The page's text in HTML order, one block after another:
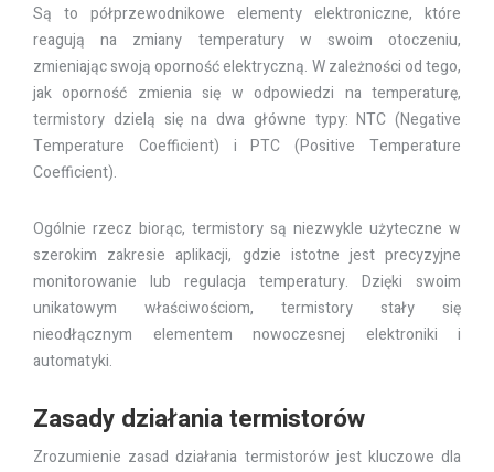
Są to półprzewodnikowe elementy elektroniczne, które
reagują na zmiany temperatury w swoim otoczeniu,
zmieniając swoją oporność elektryczną. W zależności od tego,
jak oporność zmienia się w odpowiedzi na temperaturę,
termistory dzielą się na dwa główne typy: NTC (Negative
Temperature Coefficient) i PTC (Positive Temperature
Coefficient).
Ogólnie rzecz biorąc, termistory są niezwykle użyteczne w
szerokim zakresie aplikacji, gdzie istotne jest precyzyjne
monitorowanie lub regulacja temperatury. Dzięki swoim
unikatowym właściwościom, termistory stały się
nieodłącznym elementem nowoczesnej elektroniki i
automatyki.
Zasady działania termistorów
Zrozumienie zasad działania termistorów jest kluczowe dla